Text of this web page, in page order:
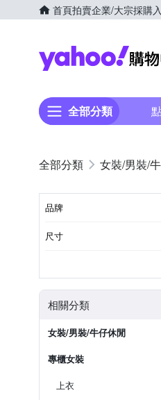
首頁拍賣企業/大宗採購
全部分類
女裝/男裝/
品牌
尺寸
相關分類
女裝/男裝/牛仔休閒
專櫃女裝
上衣